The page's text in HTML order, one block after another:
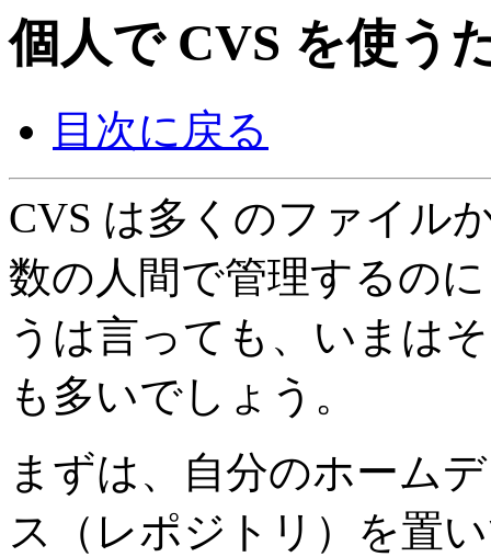
個人で CVS を使う
目次に戻る
CVS は多くのファイル
数の人間で管理するの
うは言っても、いまは
も多いでしょう。
まずは、自分のホーム
ス（レポジトリ）を置